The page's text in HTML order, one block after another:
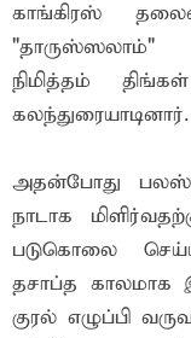
காங்கிரஸ்
"தாருஸ்ஸலாம்"
நிமித்தம்
கலந்துரையாடினார்.
அதன்போது
நாடாக
படுகொலை
தசாப்த காலமாக
குரல் எழுப்பி